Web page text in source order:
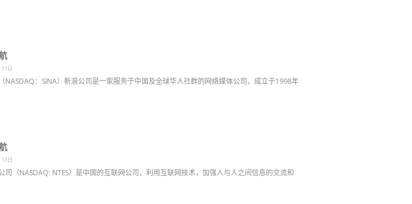
日
NASDAQ：SINA）新浪公司是一家服务于中国及全球华人社群的网络媒体公司，成立于1998年
日
司（NASDAQ: NTES）是中国的互联网公司，利用互联网技术，加强人与人之间信息的交流和